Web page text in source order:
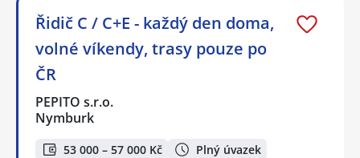
Řidič C / C+E - každý den doma,
volné víkendy, trasy pouze po
ČR
PEPITO s.r.o.
Nymburk
53 000 – 57 000 Kč Plný úvazek